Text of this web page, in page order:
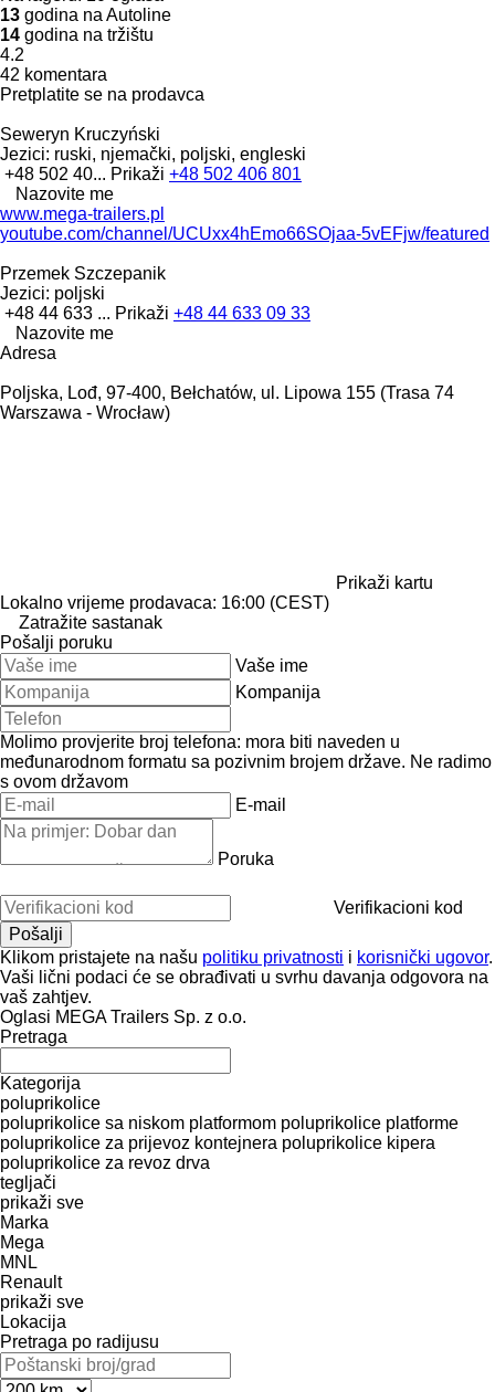
13 godina na Autoline
14 godina na tržištu
4.2
42 komentara
Pretplatite se na prodavca
Seweryn Kruczyński
Jezici: ruski, njemački, poljski, engleski
+48 502 40... Prikaži +48 502 406 801
Nazovite me
www.mega-trailers.pl
youtube.com/channel/UCUxx4hEmo66SOjaa-5vEFjw/featured
Przemek Szczepanik
Jezici: poljski
+48 44 633 ... Prikaži +48 44 633 09 33
Nazovite me
Adresa
Poljska, Lođ, 97-400, Bełchatów, ul. Lipowa 155 (Trasa 74
Warszawa - Wrocław)
Prikaži kartu
Lokalno vrijeme prodavaca: 16:00 (CEST)
Zatražite sastanak
Pošalji poruku
Vaše ime
Kompanija
Molimo provjerite broj telefona: mora biti naveden u
međunarodnom formatu sa pozivnim brojem države. Ne radimo
s ovom državom
E-mail
Poruka
Verifikacioni kod
Klikom pristajete na našu politiku privatnosti i korisnički ugovor.
Vaši lični podaci će se obrađivati ​​u svrhu davanja odgovora na
vaš zahtjev.
Oglasi MEGA Trailers Sp. z o.o.
Pretraga
Kategorija
poluprikolice
poluprikolice sa niskom platformom poluprikolice platforme
poluprikolice za prijevoz kontejnera poluprikolice kipera
poluprikolice za revoz drva
tegljači
prikaži sve
Marka
Mega
MNL
Renault
prikaži sve
Lokacija
Pretraga po radijusu